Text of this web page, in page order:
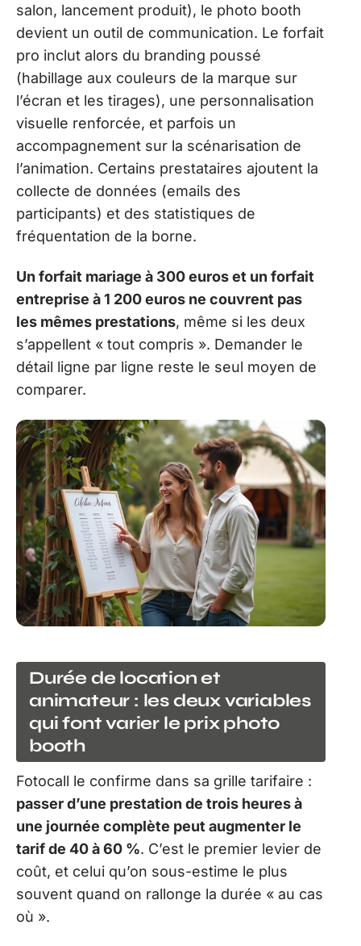
salon, lancement produit), le photo booth
devient un outil de communication. Le forfait
pro inclut alors du branding poussé
(habillage aux couleurs de la marque sur
l’écran et les tirages), une personnalisation
visuelle renforcée, et parfois un
accompagnement sur la scénarisation de
l’animation. Certains prestataires ajoutent la
collecte de données (emails des
participants) et des statistiques de
fréquentation de la borne.
Un forfait mariage à 300 euros et un forfait
entreprise à 1 200 euros ne couvrent pas
les mêmes prestations, même si les deux
s’appellent « tout compris ». Demander le
détail ligne par ligne reste le seul moyen de
comparer.
Durée de location et
animateur : les deux variables
qui font varier le prix photo
booth
Fotocall le confirme dans sa grille tarifaire :
passer d’une prestation de trois heures à
une journée complète peut augmenter le
tarif de 40 à 60 %. C’est le premier levier de
coût, et celui qu’on sous-estime le plus
souvent quand on rallonge la durée « au cas
où ».